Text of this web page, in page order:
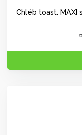
Chléb toast. MAXI